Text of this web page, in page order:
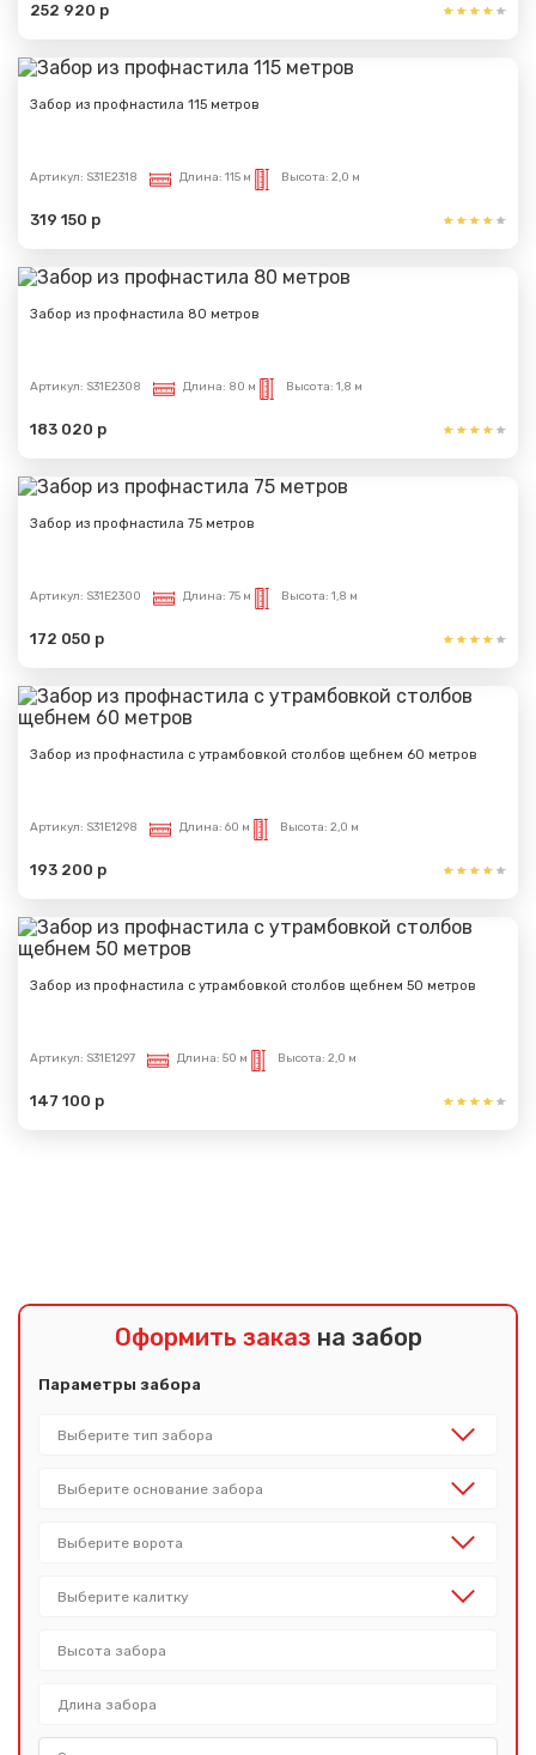
252 920 р
Забор из профнастила 115 метров
Артикул: S31E2318 Длина: 115 м Высота: 2,0 м
319 150 р
Забор из профнастила 80 метров
Артикул: S31E2308 Длина: 80 м Высота: 1,8 м
183 020 р
Забор из профнастила 75 метров
Артикул: S31E2300 Длина: 75 м Высота: 1,8 м
172 050 р
Забор из профнастила с утрамбовкой столбов щебнем 60 метров
Артикул: S31E1298 Длина: 60 м Высота: 2,0 м
193 200 р
Забор из профнастила с утрамбовкой столбов щебнем 50 метров
Артикул: S31E1297 Длина: 50 м Высота: 2,0 м
147 100 р
Оформить заказ на забор
Параметры забора